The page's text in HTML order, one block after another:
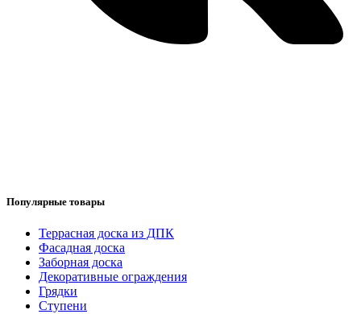
Популярные товары
Террасная доска из ДПК
Фасадная доска
Заборная доска
Декоративные ограждения
Грядки
Ступени